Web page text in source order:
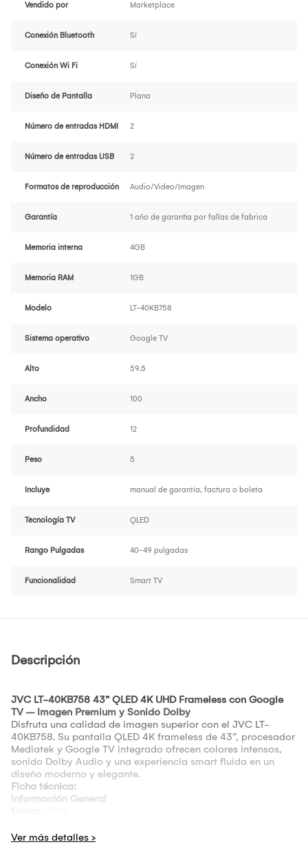
Vendido por Marketplace
Conexión Bluetooth Sí
Conexión Wi Fi Sí
Diseño de Pantalla Plana
Número de entradas HDMI 2
Número de entradas USB 2
Formatos de reproducción Audio/Video/Imagen
Garantía 1 año de garantia por fallas de fabrica
Memoria interna 4GB
Memoria RAM 1GB
Modelo LT-40KB758
Sistema operativo Google TV
Alto 59.5
Ancho 100
Profundidad 12
Peso 5
Incluye manual de garantía, factura o boleta
Tecnología TV QLED
Rango Pulgadas 40-49 pulgadas
Funcionalidad Smart TV
Descripción
JVC LT-40KB758 43” QLED 4K UHD Frameless con Google
TV – Imagen Premium y Sonido Dolby
Disfruta una calidad de imagen superior con el JVC LT-
40KB758. Su pantalla QLED 4K frameless de 43”, procesador
Mediatek y Google TV integrado ofrecen colores intensos,
sonido Dolby Audio y una experiencia smart fluida en un
diseño moderno y elegante.
Ficha técnica:
Información General
Formato:Unidad